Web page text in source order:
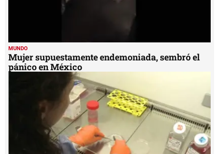
MUNDO
Mujer supuestamente endemoniada, sembró el
pánico en México